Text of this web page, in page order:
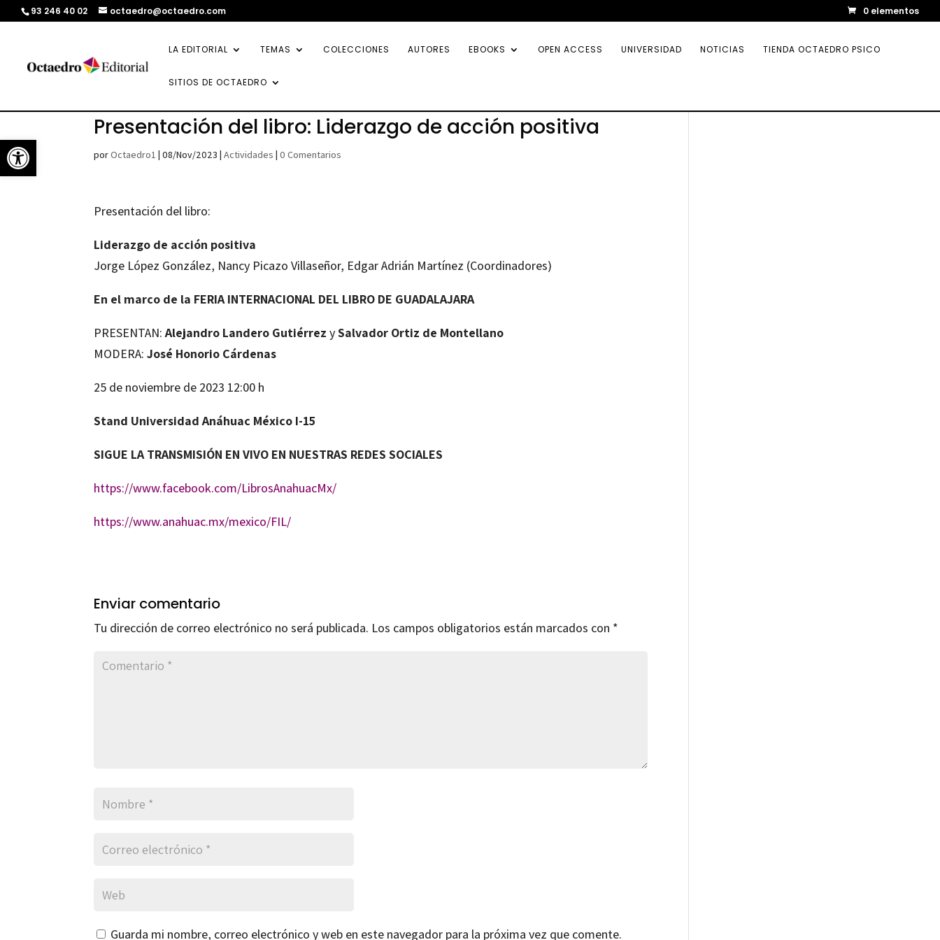
Abrir barra de herramientas
93 246 40 02 octaedro@octaedro.com 0 elementos
LA EDITORIAL TEMAS COLECCIONES AUTORES EBOOKS OPEN ACCESS UNIVERSIDAD NOTICIAS TIENDA OCTAEDRO PSICO
SITIOS DE OCTAEDRO
Presentación del libro: Liderazgo de acción positiva
porOctaedro1 |08/Nov/2023 |Actividades |0 Comentarios
Presentación del libro:
Liderazgo de acción positiva
Jorge López González, Nancy Picazo Villaseñor, Edgar Adrián Martínez (Coordinadores)
En el marco de la FERIA INTERNACIONAL DEL LIBRO DE GUADALAJARA
PRESENTAN:Alejandro Landero Gutiérrez ySalvador Ortiz de Montellano
MODERA:José Honorio Cárdenas
25 de noviembre de 2023 12:00 h
Stand Universidad Anáhuac México I-15
SIGUE LA TRANSMISIÓN EN VIVO EN NUESTRAS REDES SOCIALES
https://www.facebook.com/LibrosAnahuacMx/
https://www.anahuac.mx/mexico/FIL/
Enviar comentario
Tu dirección de correo electrónico no será publicada. Los campos obligatorios están marcados con *
Guarda mi nombre, correo electrónico y web en este navegador para la próxima vez que comente.